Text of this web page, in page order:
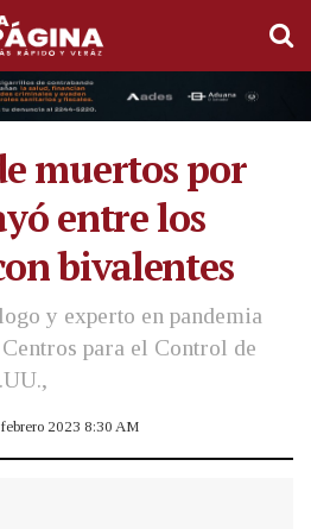
muertos por
entre los
bivalentes
y experto en pandemia
para el Control de
2023 8:30 AM